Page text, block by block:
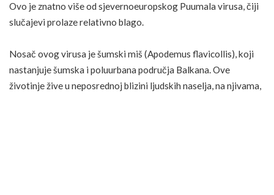
Ovo je znatno više od sjevernoeuropskog Puumala virusa, čiji
slučajevi prolaze relativno blago.
Nosač ovog virusa je šumski miš (Apodemus flavicollis), koji
nastanjuje šumska i poluurbana područja Balkana. Ove
životinje žive u neposrednoj blizini ljudskih naselja, na njivama,